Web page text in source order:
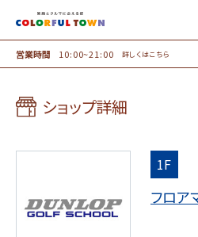
営業時間 10:00~21:00 詳しくはこちら
ショップ詳細
1F
フロア